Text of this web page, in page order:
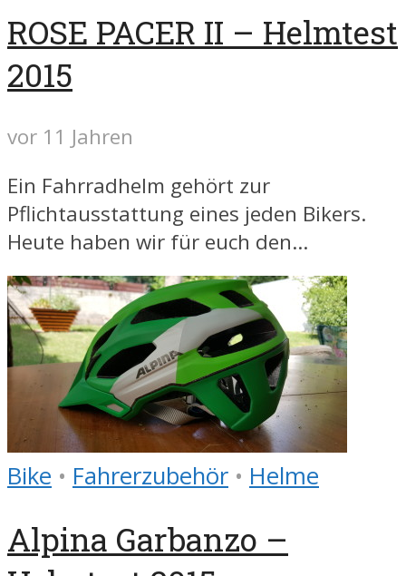
ROSE PACER II – Helmtest
2015
vor 11 Jahren
Ein Fahrradhelm gehört zur
Pflichtausstattung eines jeden Bikers.
Heute haben wir für euch den...
Bike • Fahrerzubehör • Helme
Alpina Garbanzo –